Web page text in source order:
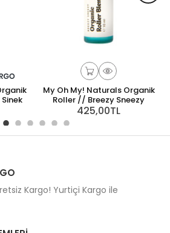
My Oh My! Naturals Organik
Roller // Breezy Sneezy
425,00TL
Kargo! Yurtiçi Kargo ile